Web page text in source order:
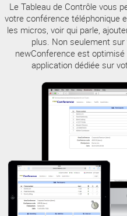
Le Tableau de Contrôle vous
votre conférence téléphonique
les micros, voir qui parle,
plus. Non seulement
newConference est
application dédiée sur